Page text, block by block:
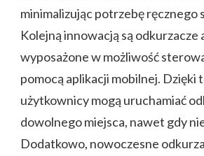
minimalizując potrzebę ręcznego
Kolejną innowacją są
wyposażone w możliwość
pomocą aplikacji mobilnej. Dzięki
użytkownicy mogą uruchamiać
dowolnego miejsca, nawet gdy
Dodatkowo, nowoczesne